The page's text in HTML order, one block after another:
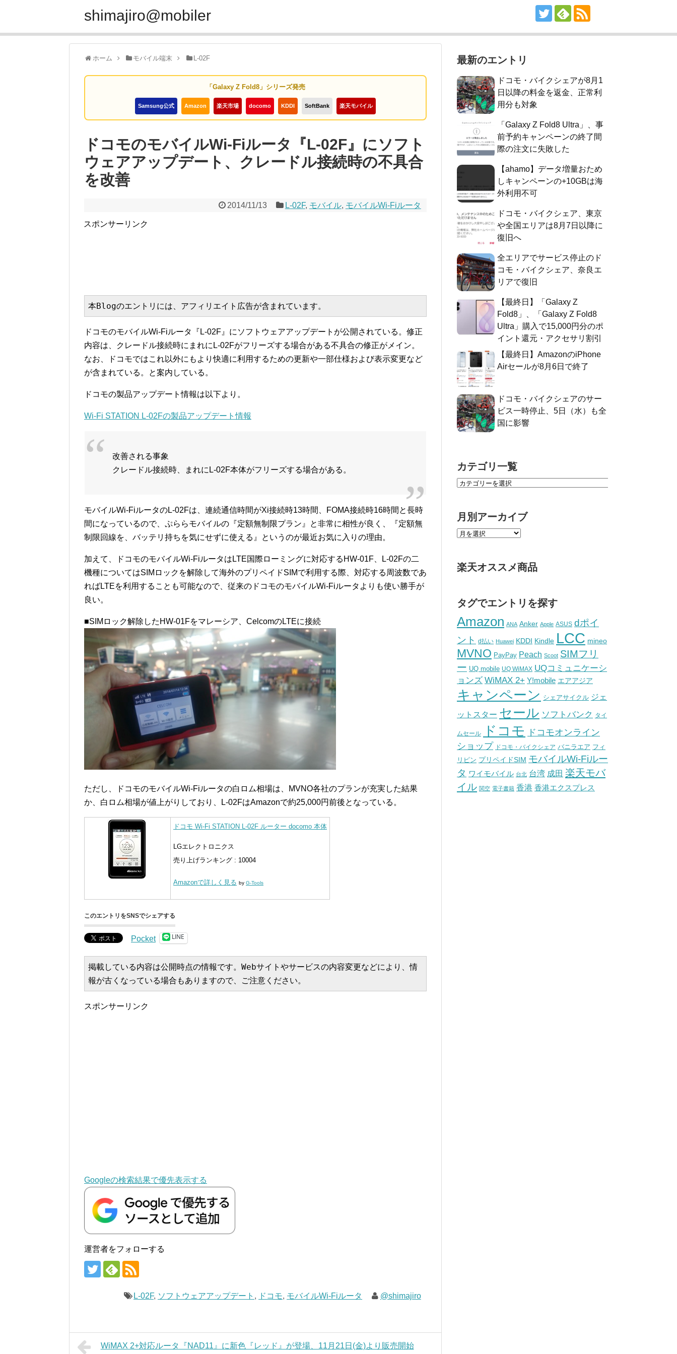
shimajiro@mobiler
ホーム モバイル端末 L-02F
「Galaxy Z Fold8」シリーズ発売
Samsung公式 Amazon 楽天市場 docomo KDDI SoftBank 楽天モバイル
ドコモのモバイルWi-Fiルータ『L-02F』にソフト
ウェアアップデート、クレードル接続時の不具合
を改善
2014/11/13 L-02F, モバイル, モバイルWi-Fiルータ
スポンサーリンク
本Blogのエントリには、アフィリエイト広告が含まれています。
ドコモのモバイルWi-Fiルータ『L-02F』にソフトウェアアップデートが公開されている。修正
内容は、クレードル接続時にまれにL-02Fがフリーズする場合がある不具合の修正がメイン。
なお、ドコモではこれ以外にもより快適に利用するための更新や一部仕様および表示変更など
が含まれている。と案内している。
ドコモの製品アップデート情報は以下より。
Wi-Fi STATION L-02Fの製品アップデート情報
改善される事象
クレードル接続時、まれにL-02F本体がフリーズする場合がある。
モバイルWi-FiルータのL-02Fは、連続通信時間がXi接続時13時間、FOMA接続時16時間と長時
間になっているので、ぷららモバイルの『定額無制限プラン』と非常に相性が良く、『定額無
制限回線を、バッテリ持ちを気にせずに使える』というのが最近お気に入りの理由。
加えて、ドコモのモバイルWi-FiルータはLTE国際ローミングに対応するHW-01F、L-02Fの二
機種についてはSIMロックを解除して海外のプリペイドSIMで利用する際、対応する周波数であ
ればLTEを利用することも可能なので、従来のドコモのモバイルWi-Fiルータよりも使い勝手が
良い。
■SIMロック解除したHW-01Fをマレーシア、CelcomのLTEに接続
ただし、ドコモのモバイルWi-Fiルータの白ロム相場は、MVNO各社のプランが充実した結果
か、白ロム相場が値上がりしており、L-02FはAmazonで約25,000円前後となっている。
ドコモ Wi-Fi STATION L-02F ルーター docomo 本体
LGエレクトロニクス
売り上げランキング : 10004
Amazonで詳しく見る by G-Tools
このエントリをSNSでシェアする
Pocket LINE
掲載している内容は公開時点の情報です。Webサイトやサービスの内容変更などにより、情
報が古くなっている場合もありますので、ご注意ください。
スポンサーリンク
Googleの検索結果で優先表示する
運営者をフォローする
L-02F, ソフトウェアアップデート , ドコモ, モバイルWi-Fiルータ @shimajiro
WiMAX 2+対応ルータ『NAD11』に新色『レッド』が登場、11月21日(金)より販売開始
最新のエントリ
ドコモ・バイクシェアが8月1
日以降の料金を返金、正常利
用分も対象
「Galaxy Z Fold8 Ultra」、事
前予約キャンペーンの終了間
際の注文に失敗した
【ahamo】データ増量おため
しキャンペーンの+10GBは海
外利用不可
ドコモ・バイクシェア、東京
や全国エリアは8月7日以降に
復旧へ
全エリアでサービス停止のド
コモ・バイクシェア、奈良エ
リアで復旧
【最終日】「Galaxy Z
Fold8」、「Galaxy Z Fold8
Ultra」購入で15,000円分のポ
イント還元・アクセサリ割引
【最終日】AmazonのiPhone
Airセールが8月6日で終了
ドコモ・バイクシェアのサー
ビス一時停止、5日（水）も全
国に影響
カテゴリ一覧
月別アーカイブ
楽天オススメ商品
タグでエントリを探す
Amazon ANA Anker Apple ASUS dポイ
ント
d払い Huawei KDDI Kindle LCC mineo
MVNO PayPay Peach Scoot SIMフリ
ー UQ mobile UQ WiMAX UQコミュニケーシ
ョンズ WiMAX 2+ Y!mobile エアアジア
キャンペーン シェアサイクル ジェ
ットスター セール ソフトバンク タイ
ムセール ドコモ
ドコモオンライン
ショップ ドコモ・バイクシェア バニラエア フィ
リピン プリペイドSIM モバイルWi-Fiルー
タ ワイモバイル 台北 台湾 成田 楽天モバ
イル 関空 電子書籍 香港 香港エクスプレス